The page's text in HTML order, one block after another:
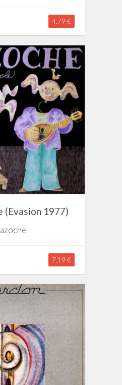
4,79 €
(Evasion 1977)
7,19 €